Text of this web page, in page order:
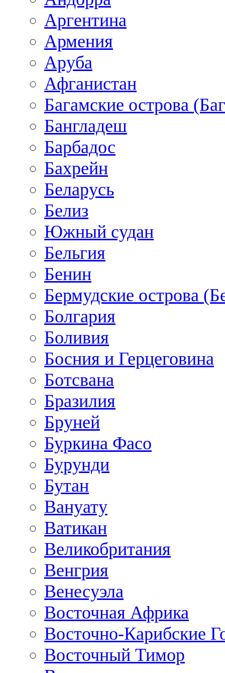
Аргентина
Армения
Аруба
Афганистан
Багамские острова
Бангладеш
Барбадос
Бахрейн
Беларусь
Белиз
Южный судан
Бельгия
Бенин
Бермудские острова
Болгария
Боливия
Босния и Герцеговина
Ботсвана
Бразилия
Бруней
Буркина Фасо
Бурунди
Бутан
Вануату
Ватикан
Великобритания
Венгрия
Венесуэла
Восточная Африка
Восточно-Карибские
Восточный Тимор